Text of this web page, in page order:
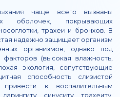
чаще всего вызваны
оболочек, покрывающих
трахеи и бронхов. В
надежно защищает организм
организмов, однако под
факторов (высокая влажность,
экология, сопутствующие
способность слизистой
к воспалительным
синуситу, трахеиту,